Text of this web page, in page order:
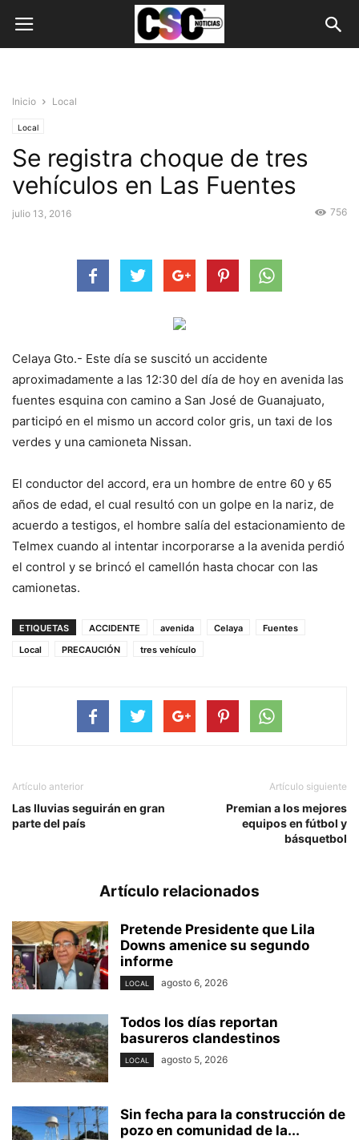
Inicio Local
Local
Se registra choque de tres
vehículos en Las Fuentes
julio 13, 2016 756
Celaya Gto.- Este día se suscitó un accidente
aproximadamente a las 12:30 del día de hoy en avenida las
fuentes esquina con camino a San José de Guanajuato,
participó en el mismo un accord color gris, un taxi de los
verdes y una camioneta Nissan.
El conductor del accord, era un hombre de entre 60 y 65
años de edad, el cual resultó con un golpe en la nariz, de
acuerdo a testigos, el hombre salía del estacionamiento de
Telmex cuando al intentar incorporarse a la avenida perdió
el control y se brincó el camellón hasta chocar con las
camionetas.
ETIQUETAS ACCIDENTE avenida Celaya
Fuentes
Local
PRECAUCIÓN tres vehículo
Artículo anterior
Las lluvias seguirán en gran
parte del país
Artículo siguiente
Premian a los mejores
equipos en fútbol y
básquetbol
Artículo relacionados
Pretende Presidente que Lila
Downs amenice su segundo
informe
LOCAL agosto 6, 2026
Todos los días reportan
basureros clandestinos
LOCAL agosto 5, 2026
Sin fecha para la construcción de
pozo en comunidad de la...